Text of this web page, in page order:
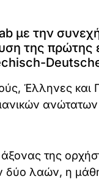
με την
της πρώτης
Έλληνες και
της
δύο λαών, η